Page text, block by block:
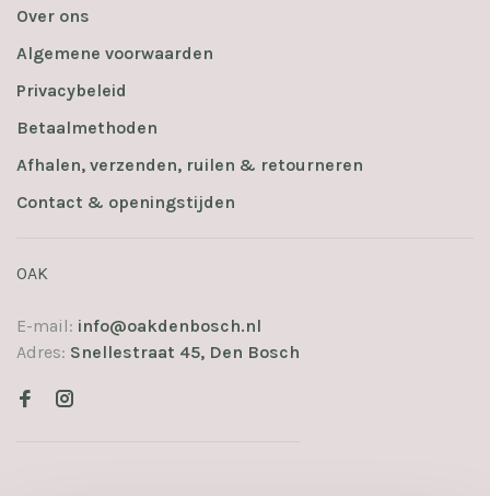
Over ons
Algemene voorwaarden
Privacybeleid
Betaalmethoden
Afhalen, verzenden, ruilen & retourneren
Contact & openingstijden
OAK
E-mail: info@oakdenbosch.nl
Adres: Snellestraat 45, Den Bosch